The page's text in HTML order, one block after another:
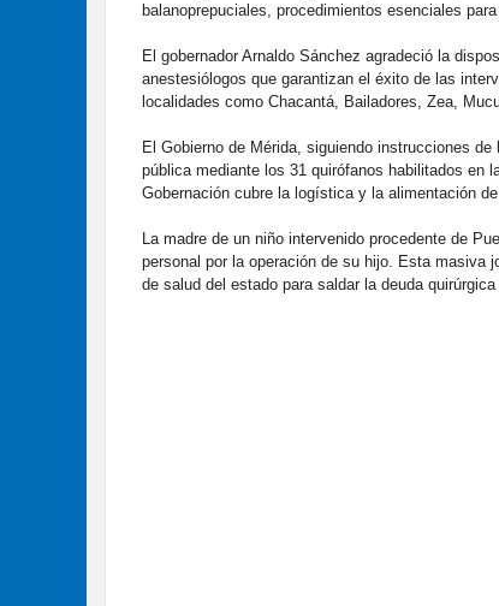
balanoprepuciales, procedimientos esenciales
El gobernador Arnaldo Sánchez agradeció la
anestesiólogos que garantizan el éxito de las
localidades como Chacantá, Bailadores, Zea,
El Gobierno de Mérida, siguiendo instrucciones
pública mediante los 31 quirófanos habilitados en
Gobernación cubre la logística y la alimentación
La madre de un niño intervenido procedente de
personal por la operación de su hijo. Esta masiva
de salud del estado para saldar la deuda